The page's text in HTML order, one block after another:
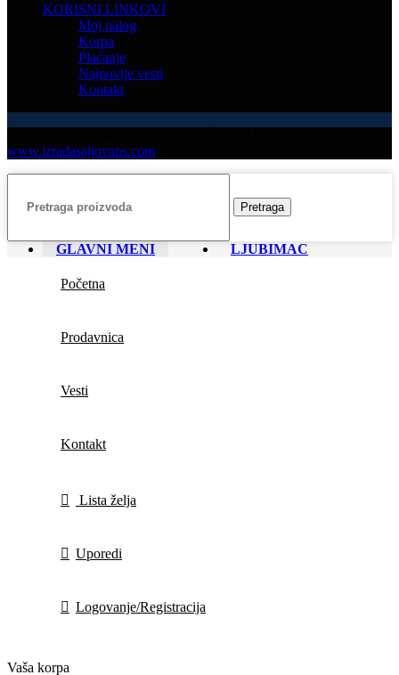
KORISNI LINKOVI
Moj nalog
Korpa
Plaćanje
Najnovije vesti
Kontakt
www.izradasajtovans.com
Pretraga
GLAVNI MENI LJUBIMAC
Početna
Prodavnica
Vesti
Kontakt
Lista želja
Uporedi
Logovanje/Registracija
Vaša korpa